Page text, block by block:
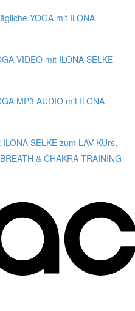
YOGA mit ILONA
VIDEO mit ILONA SELKE
MP3 AUDIO mit ILONA
SELKE zum LAV KUrs,
& CHAKRA TRAINING